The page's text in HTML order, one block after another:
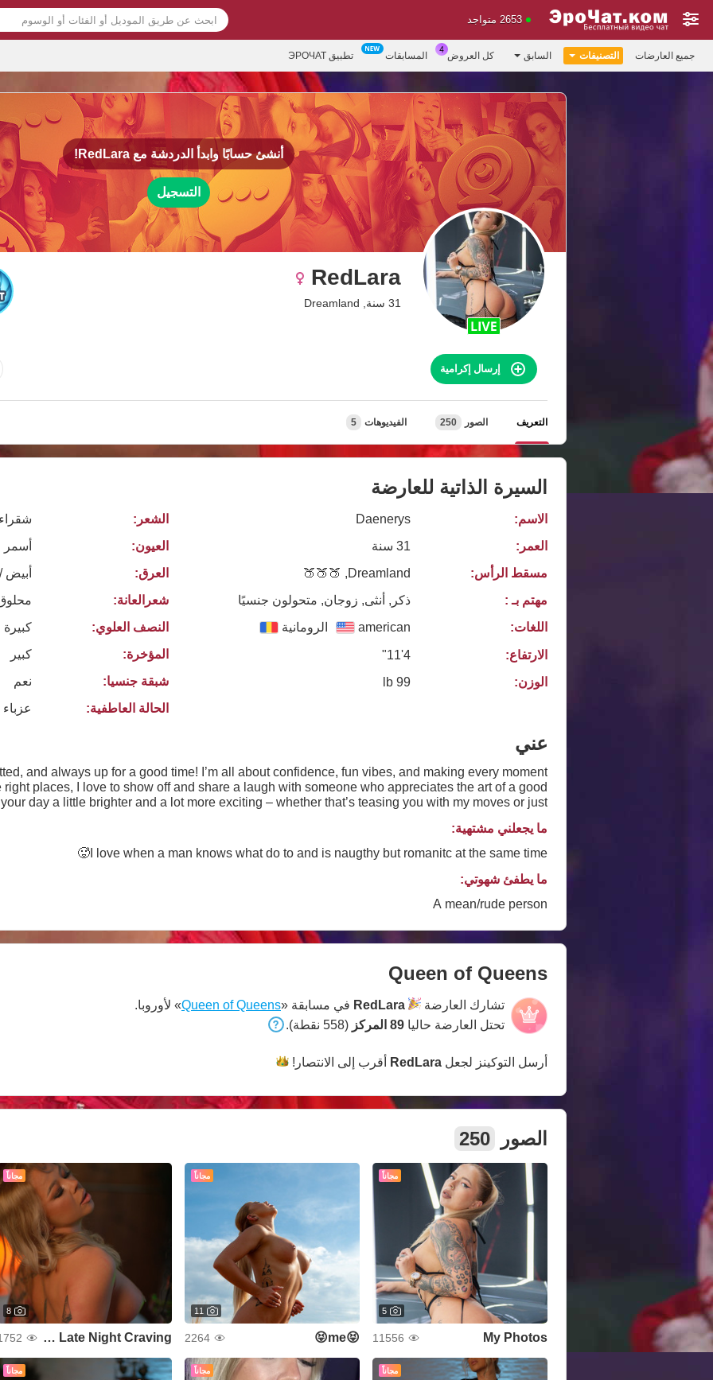
2653 متواجد
جميع العارضات التصنيفات السابق كل العروض المسابقات تطبيق ЭРОЧАТ
أنشئ حسابًا وابدأ الدردشة معRedLara!
التسجيل
RedLara
31 سنة, Dreamland
إرسال إكرامية
التعريف الصور 250 الفيديوهات 5
السيرة الذاتية للعارضة
الاسم:
Daenerys
العمر:
31 سنة
مسقط الرأس:
Dreamland, 🍑🍑🍑
مهتم بـ :
ذكر, أنثى, زوجان, متحولون جنسيًا
اللغات:
american الرومانية
الارتفاع:
4'11"
الوزن:
99 lb
الشعر:
شقراء
العيون:
أسمر
العرق:
أبيض
شعرالعانة:
النصف العلوي:
كبيرة
المؤخرة:
كبير
شبقة جنسيا:
نعم
الحالة العاطفية:
عزباء
عني
and always up for a good time! I’m all about confidence, fun vibes, and making every moment
places, I love to show off and share a laugh with someone who appreciates the art of a good
day a little brighter and a lot more exciting – whether that’s teasing you with my moves or just
ما يجعلني مشتهية:
I love when a man knows what do to and is naugthy but romanitc at the same time🥵
ما يطفئ شهوتي:
A mean/rude person
Queen of Queens
تشارك العارضة RedLara في مسابقة «Queen of Queens» لأوروبا.
تحتل العارضة حاليا 89 المركز (558 نقطة).
أرسل التوكينز لجعل RedLara أقرب إلى الانتصار!
الصور 250
مجاناً
5
My Photos
11556
مجاناً
11
😝me😝
2264
مجاناً
8
Your Late Night Craving
مجاناً مجاناً مجاناً